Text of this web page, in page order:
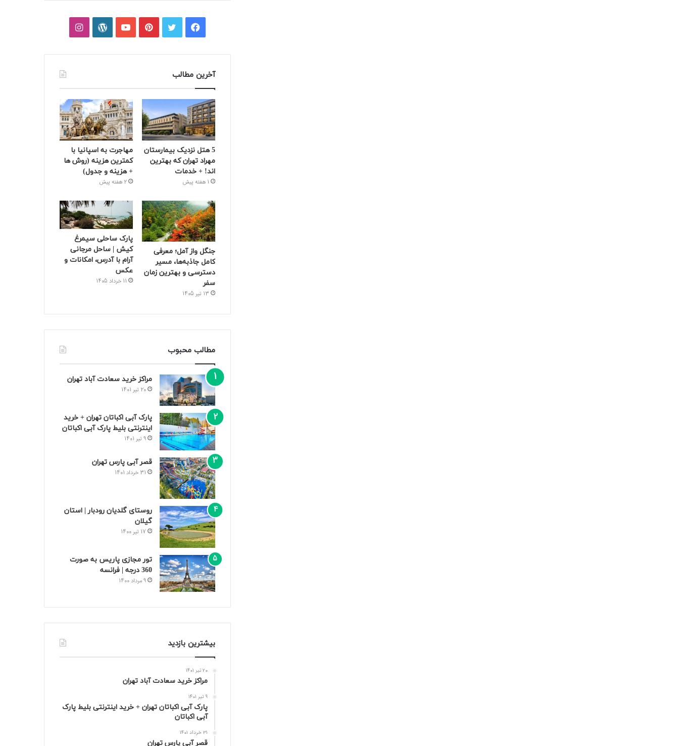
فیسبوکتوییترپینتریستیوتیوبوردپرساینستاگرام
آخرین مطالب
5 هتل نزدیک بیمارستان
مهراد تهران که بهترین‌
اند! + خدمات
1 هفته پیش
مهاجرت به اسپانیا با
کمترین هزینه (روش ها
+ هزینه و جدول)
2 هفته پیش
جنگل واز آمل؛ معرفی
کامل جاذبه‌ها، مسیر
دسترسی و بهترین زمان
سفر
13 تیر 1405
پارک ساحلی سیمرغ
کیش | ساحل مرجانی
آرام با آدرس، امکانات و
عکس
11 خرداد 1405
مطالب محبوب
مراکز خرید سعادت‌ آباد تهران
20 تیر 1401
پارک آبی اکباتان تهران + خرید
اینترنتی بلیط پارک آبی اکباتان
9 تیر 1401
قصر آبی پارس تهران
31 خرداد 1401
روستای گلدیان رودبار | استان
گیلان
17 تیر 1400
تور مجازی پاریس به صورت
360 درجه | فرانسه
9 مرداد 1400
بیشترین بازدید
20 تیر 1401
مراکز خرید سعادت‌ آباد تهران
9 تیر 1401
پارک آبی اکباتان تهران + خرید اینترنتی بلیط پارک
آبی اکباتان
31 خرداد 1401
قصر آبی پارس تهران